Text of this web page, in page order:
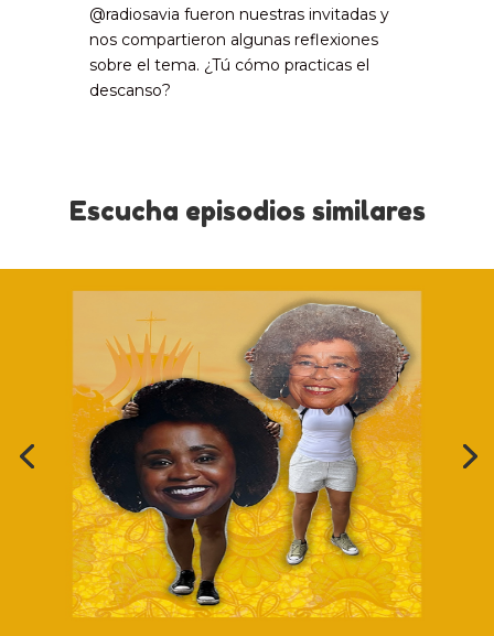
@radiosavia fueron nuestras invitadas y
nos compartieron algunas reflexiones
sobre el tema. ¿Tú cómo practicas el
descanso?
Escucha episodios similares